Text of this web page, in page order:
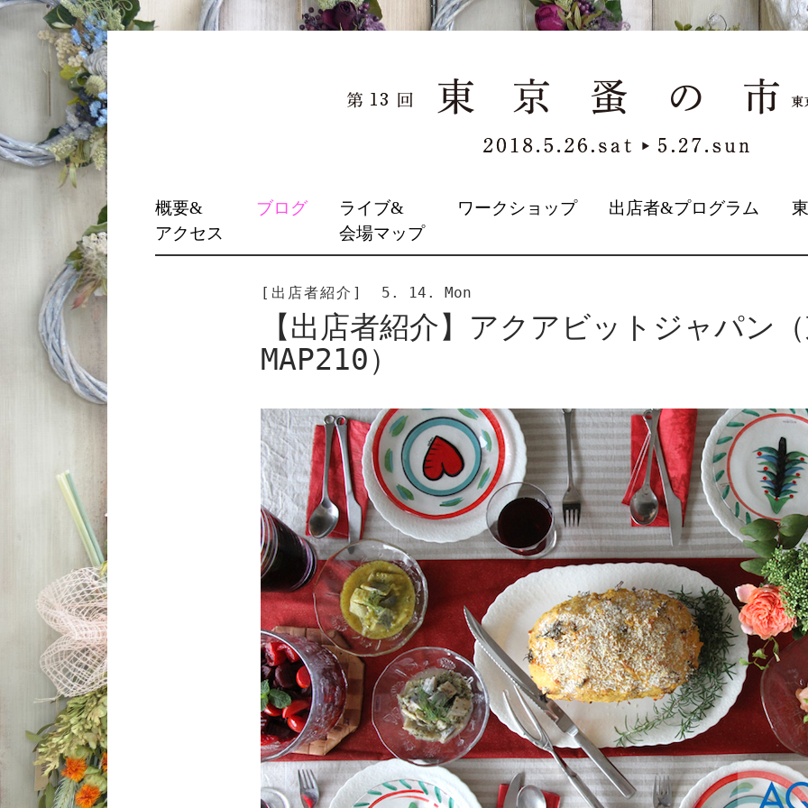
TO
CONTENT
概要&
アクセス
ブログ
ライブ&
会場マップ
ワークショップ 出店者&プログラム
[出店者紹介] 5. 14. Mon
【出店者紹介】アクアビットジャパン
MAP210）